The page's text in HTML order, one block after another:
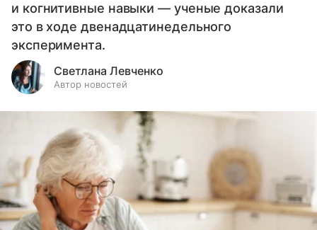
и когнитивные навыки — ученые доказали
это в ходе двенадцатинедельного
эксперимента.
Светлана Левченко
Автор новостей